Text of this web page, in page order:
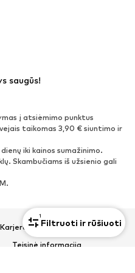
1
Filtruoti ir rūšiuoti
Išskirtiniai
Aulinukai
Auliniai batai
Balerinos
Šlepetės
saugūs!
į atsiėmimo punktus
taikomas 3,90 € siuntimo ir
iki kainos sumažinimo.
Skambučiams iš užsienio gali
Karjera
Privatumo politika
Teisinė informacija